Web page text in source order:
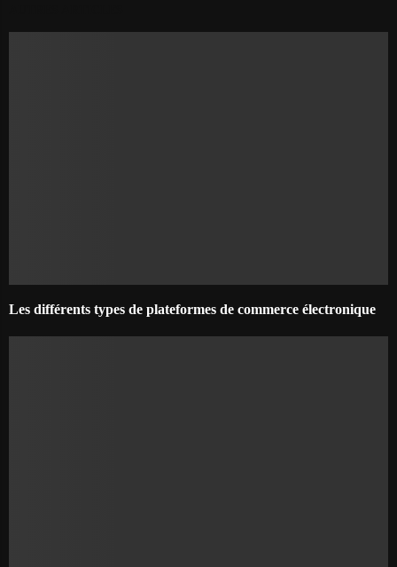
Les différents types de plateformes de commerce électronique